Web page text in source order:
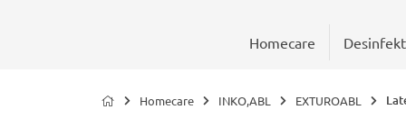
Homecare
Homecare INKO,ABL EXTUROABL